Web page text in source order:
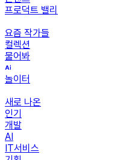
프로덕트 밸리
요즘 작가들
컬렉션
물어봐
놀이터
새로 나온
인기
개발
AI
IT서비스